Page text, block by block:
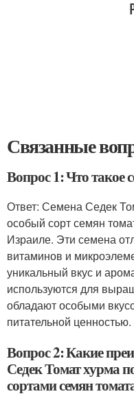
Связанные
Вопрос 1: Что такое
Ответ: Семена Седек
особый сорт семян
Израиле. Эти семена
витаминов и
уникальный вкус и
используются для
обладают особыми
питательной ценностью.
Вопрос 2: Какие
Седек Томат хурма
сортами семян